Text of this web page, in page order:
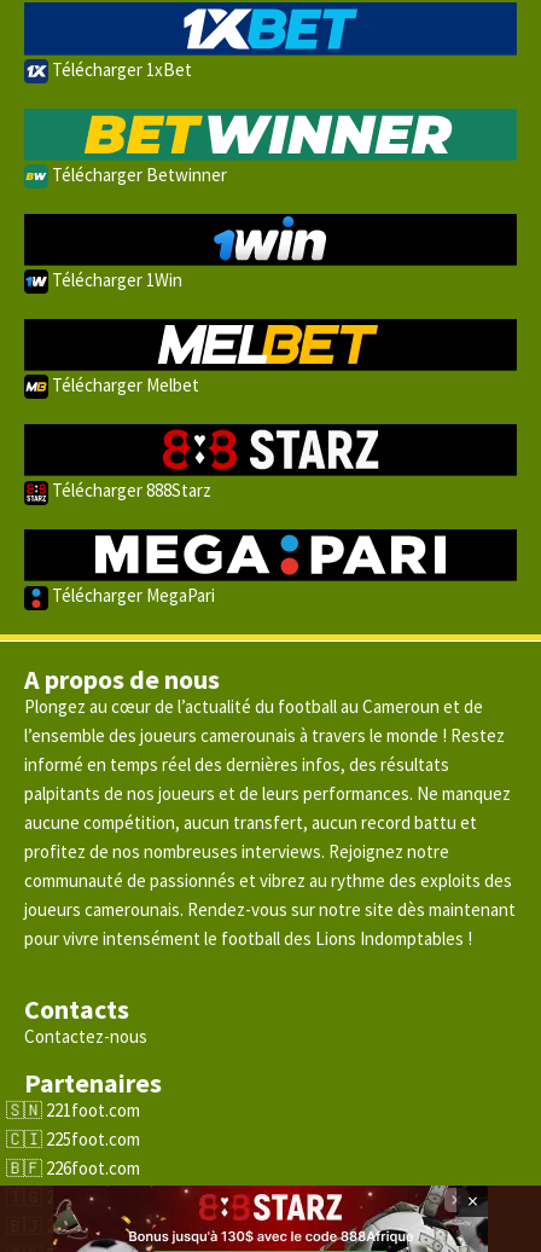
Télécharger 1xBet
Télécharger Betwinner
Télécharger 1Win
Télécharger Melbet
Télécharger 888Starz
Télécharger MegaPari
A propos de nous
Plongez au cœur de l’actualité du football au Cameroun et de
l’ensemble des joueurs camerounais à travers le monde ! Restez
informé en temps réel des dernières infos, des résultats
palpitants de nos joueurs et de leurs performances. Ne manquez
aucune compétition, aucun transfert, aucun record battu et
profitez de nos nombreuses interviews. Rejoignez notre
communauté de passionnés et vibrez au rythme des exploits des
joueurs camerounais. Rendez-vous sur notre site dès maintenant
pour vivre intensément le football des Lions Indomptables !
Contacts
Contactez-nous
Partenaires
221foot.com
225foot.com
226foot.com
228foot.com
229foot.com
×